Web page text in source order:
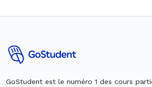
GoStudent est le numéro 1 des cours